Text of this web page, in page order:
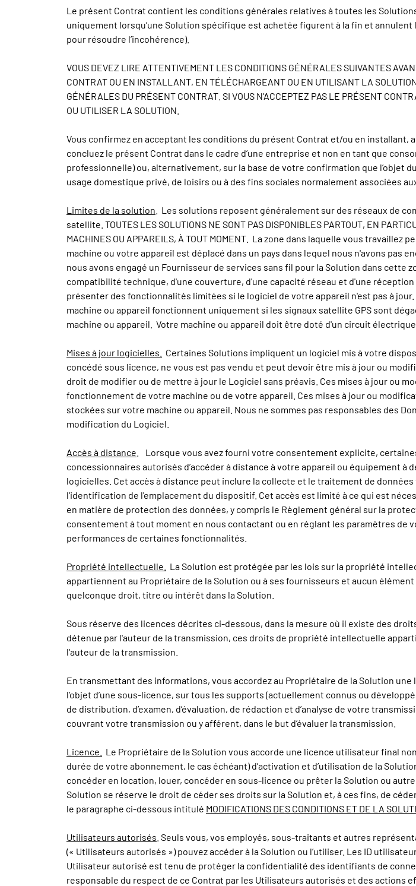
Le présent Contrat contient les conditions générales relatives à toutes les
uniquement lorsqu’une Solution spécifique est achetée figurent à la fin et
pour résoudre l’incohérence).
VOUS DEVEZ LIRE ATTENTIVEMENT LES CONDITIONS GÉNÉRALES SUIVANTES
CONTRAT OU EN INSTALLANT, EN TÉLÉCHARGEANT OU EN UTILISANT LA
GÉNÉRALES DU PRÉSENT CONTRAT. SI VOUS N'ACCEPTEZ PAS LE PRÉSENT
OU UTILISER LA SOLUTION.
Vous confirmez en acceptant les conditions du présent Contrat et/ou en installant,
concluez le présent Contrat dans le cadre d’une entreprise et non en tant que
professionnelle) ou, alternativement, sur la base de votre confirmation que l’objet
usage domestique privé, de loisirs ou à des fins sociales normalement associées
Limites de la solution . Les solutions reposent généralement sur des réseaux de
satellite. TOUTES LES SOLUTIONS NE SONT PAS DISPONIBLES PARTOUT, EN
MACHINES OU APPAREILS, À TOUT MOMENT. La zone dans laquelle vous
machine ou votre appareil est déplacé dans un pays dans lequel nous n'avons pas
nous avons engagé un Fournisseur de services sans fil pour la Solution dans cette
compatibilité technique, d'une couverture, d'une capacité réseau et d'une
présenter des fonctionnalités limitées si le logiciel de votre appareil n'est pas à
machine ou appareil fonctionnent uniquement si les signaux satellite GPS sont
machine ou appareil. Votre machine ou appareil doit être doté d'un circuit
Mises à jour logicielles. Certaines Solutions impliquent un logiciel mis à votre
concédé sous licence, ne vous est pas vendu et peut devoir être mis à jour ou
droit de modifier ou de mettre à jour le Logiciel sans préavis. Ces mises à jour ou
fonctionnement de votre machine ou de votre appareil. Ces mises à jour ou
stockées sur votre machine ou appareil. Nous ne sommes pas responsables des
modification du Logiciel.
Accès à distance . Lorsque vous avez fourni votre consentement explicite,
concessionnaires autorisés d’accéder à distance à votre appareil ou équipement
logicielles. Cet accès à distance peut inclure la collecte et le traitement de
l'identification de l'emplacement du dispositif. Cet accès est limité à ce qui est
en matière de protection des données, y compris le Règlement général sur la
consentement à tout moment en nous contactant ou en réglant les paramètres
performances de certaines fonctionnalités.
Propriété intellectuelle. La Solution est protégée par les lois sur la propriété
appartiennent au Propriétaire de la Solution ou à ses fournisseurs et aucun
quelconque droit, titre ou intérêt dans la Solution.
Sous réserve des licences décrites ci-dessous, dans la mesure où il existe des
détenue par l'auteur de la transmission, ces droits de propriété intellectuelle
l'auteur de la transmission.
En transmettant des informations, vous accordez au Propriétaire de la Solution
l’objet d’une sous-licence, sur tous les supports (actuellement connus ou
de distribution, d’examen, d’évaluation, de rédaction et d’analyse de votre
couvrant votre transmission ou y afférent, dans le but d’évaluer la transmission.
Licence. Le Propriétaire de la Solution vous accorde une licence utilisateur final
durée de votre abonnement, le cas échéant) d’activation et d’utilisation de la
concéder en location, louer, concéder en sous-licence ou prêter la Solution ou
Solution se réserve le droit de céder ses droits sur la Solution et, à ces fins, de
le paragraphe ci-dessous intitulé MODIFICATIONS DES CONDITIONS ET DE LA
Utilisateurs autorisés . Seuls vous, vos employés, sous-traitants et autres
(« Utilisateurs autorisés ») pouvez accéder à la Solution ou l’utiliser. Les ID
Utilisateur autorisé est tenu de protéger la confidentialité des identifiants de
responsable du respect de ce Contrat par les Utilisateurs autorisés et des actions